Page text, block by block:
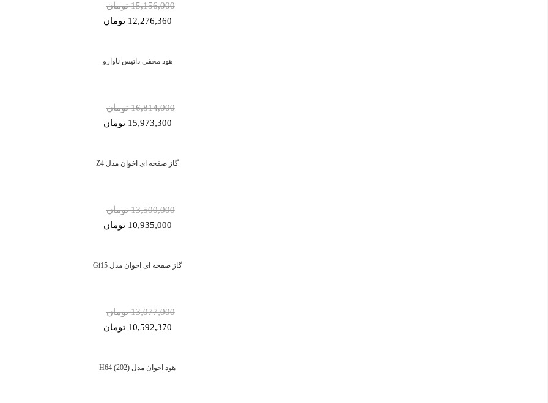
15,156,000 تومان
12,276,360 تومان
هود مخفی داتیس ناوارو
16,814,000 تومان
15,973,300 تومان
گاز صفحه ای اخوان مدل Z4
13,500,000 تومان
10,935,000 تومان
گاز صفحه ای اخوان مدل Gi15
13,077,000 تومان
10,592,370 تومان
هود اخوان مدل H64 (202)